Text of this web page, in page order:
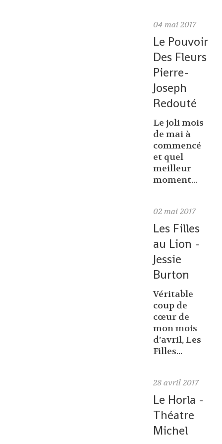
04 mai 2017
Le Pouvoir
Des Fleurs
Pierre-
Joseph
Redouté
Le joli mois
de mai à
commencé
et quel
meilleur
moment...
02 mai 2017
Les Filles
au Lion -
Jessie
Burton
Véritable
coup de
cœur de
mon mois
d’avril, Les
Filles...
28 avril 2017
Le Horla -
Théatre
Michel